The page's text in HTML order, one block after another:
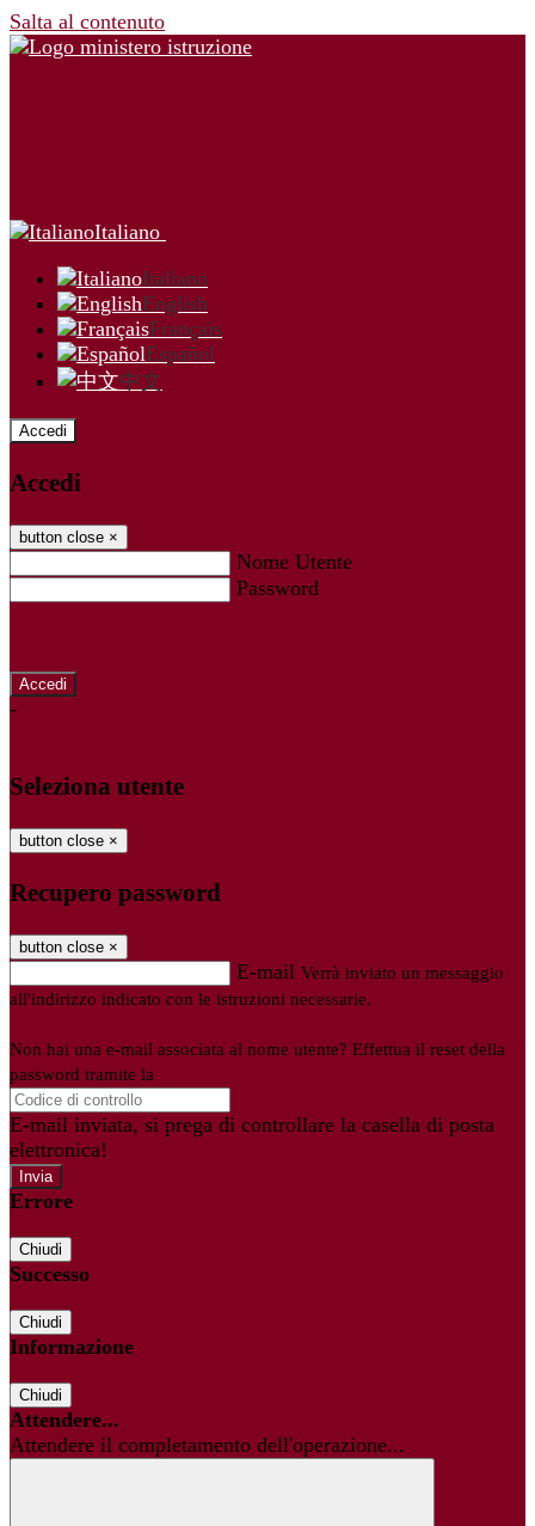
Salta al contenuto
Italiano
Italiano
English
Français
Español
中文
Accedi
Accedi
button close ×
Nome Utente
Password
-
Seleziona utente
button close ×
Recupero password
button close ×
E-mail Verrà inviato un messaggio
all'indirizzo indicato con le istruzioni necessarie.
Non hai una e-mail associata al nome utente? Effettua il reset della
password tramite la
E-mail inviata, si prega di controllare la casella di posta
elettronica!
Errore
Chiudi
Successo
Chiudi
Informazione
Chiudi
Attendere...
Attendere il completamento dell'operazione...